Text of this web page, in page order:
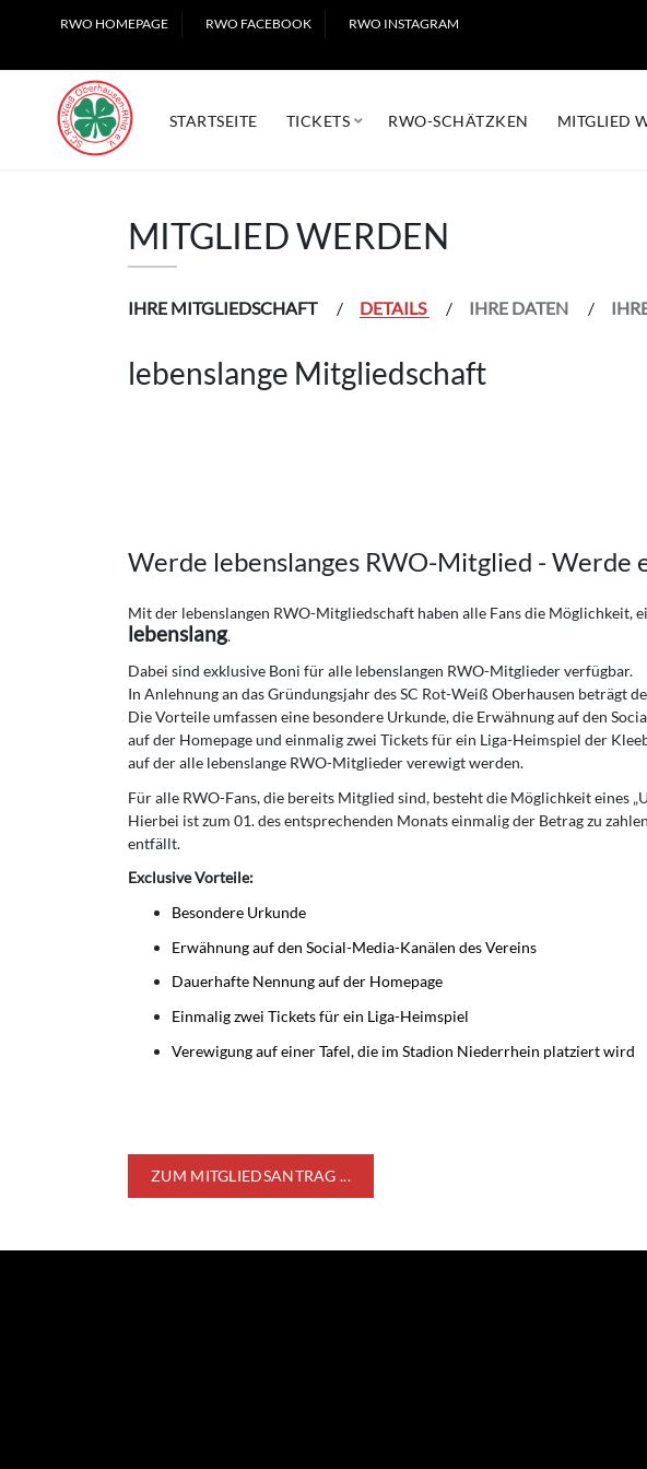
RWO HOMEPAGE RWO FACEBOOK RWO INSTAGRAM
STARTSEITE TICKETS RWO-SCHÄTZKEN MITGLIED
MITGLIED WERDEN
IHRE MITGLIEDSCHAFT DETAILS IHRE DATEN
lebenslange Mitgliedschaft
Werde lebenslanges RWO-Mitglied - Werde
Mit der lebenslangen RWO-Mitgliedschaft haben alle Fans die Möglichkeit,
lebenslang.
Dabei sind exklusive Boni für alle lebenslangen RWO-Mitglieder verfügbar.
In Anlehnung an das Gründungsjahr des SC Rot-Weiß Oberhausen beträgt
Die Vorteile umfassen eine besondere Urkunde, die Erwähnung auf den
auf der Homepage und einmalig zwei Tickets für ein Liga-Heimspiel der
auf der alle lebenslange RWO-Mitglieder verewigt werden.
Für alle RWO-Fans, die bereits Mitglied sind, besteht die Möglichkeit eines
Hierbei ist zum 01. des entsprechenden Monats einmalig der Betrag zu
entfällt.
Exclusive Vorteile:
Besondere Urkunde
Erwähnung auf den Social-Media-Kanälen des Vereins
Dauerhafte Nennung auf der Homepage
Einmalig zwei Tickets für ein Liga-Heimspiel
Verewigung auf einer Tafel, die im Stadion Niederrhein platziert wird